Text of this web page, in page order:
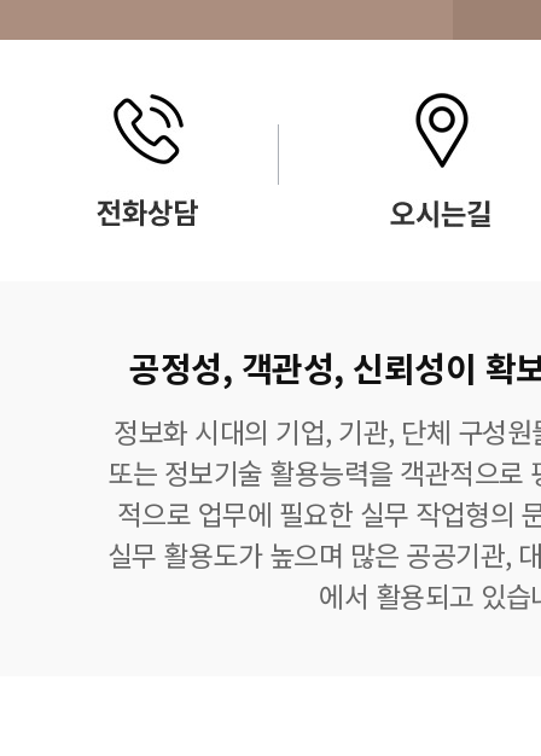
공정성, 객관성, 신뢰성이 확
정보화 시대의 기업, 기관, 단체 구성
또는 정보기술 활용능력을 객관적으로
적으로 업무에 필요한 실무 작업형의
실무 활용도가 높으며 많은 공공기관,
에서 활용되고 있습